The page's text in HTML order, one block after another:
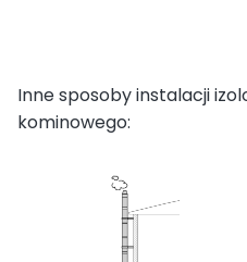
Inne sposoby instalacji
kominowego: